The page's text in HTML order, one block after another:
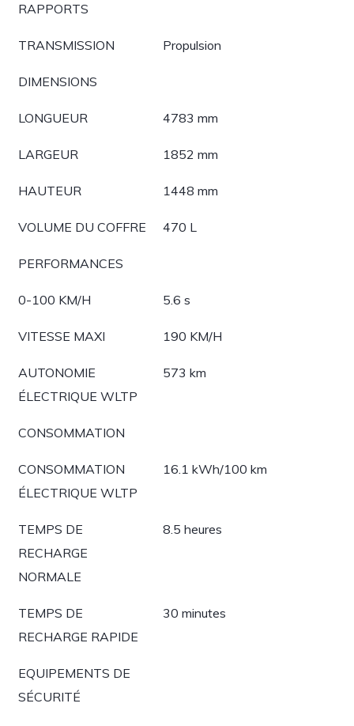
RAPPORTS
TRANSMISSION Propulsion
DIMENSIONS
LONGUEUR 4783 mm
LARGEUR 1852 mm
HAUTEUR 1448 mm
VOLUME DU COFFRE 470 L
PERFORMANCES
0-100 KM/H 5.6 s
VITESSE MAXI 190 KM/H
AUTONOMIE
ÉLECTRIQUE WLTP
573 km
CONSOMMATION
CONSOMMATION
ÉLECTRIQUE WLTP
16.1 kWh/100 km
TEMPS DE
RECHARGE
NORMALE
8.5 heures
TEMPS DE
RECHARGE RAPIDE
30 minutes
EQUIPEMENTS DE
SÉCURITÉ